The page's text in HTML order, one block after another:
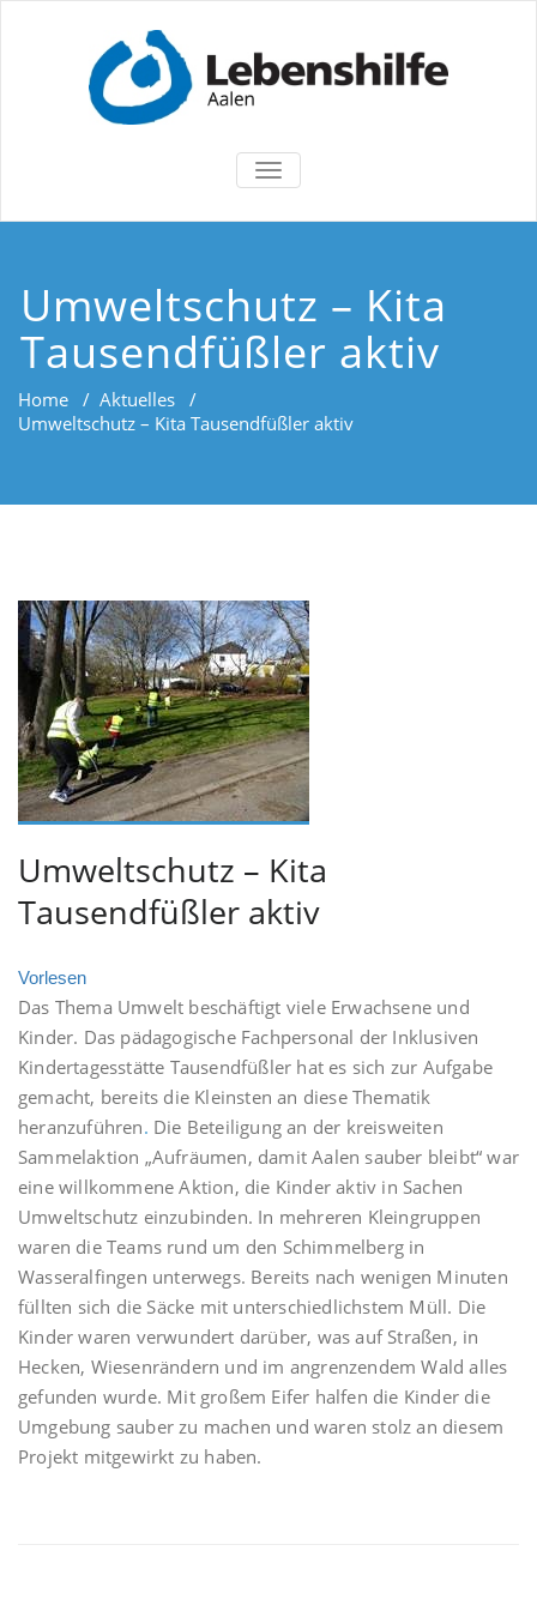
TOGGLE
Umweltschutz – Kita
Tausendfüßler aktiv
Home / Aktuelles /
Umweltschutz – Kita Tausendfüßler aktiv
Umweltschutz – Kita
Tausendfüßler aktiv
Vorlesen
Das Thema Umwelt beschäftigt viele Erwachsene und
Kinder. Das pädagogische Fachpersonal der Inklusiven
Kindertagesstätte Tausendfüßler hat es sich zur Aufgabe
gemacht, bereits die Kleinsten an diese Thematik
heranzuführen. Die Beteiligung an der kreisweiten
Sammelaktion „Aufräumen, damit Aalen sauber bleibt“ war
eine willkommene Aktion, die Kinder aktiv in Sachen
Umweltschutz einzubinden. In mehreren Kleingruppen
waren die Teams rund um den Schimmelberg in
Wasseralfingen unterwegs. Bereits nach wenigen Minuten
füllten sich die Säcke mit unterschiedlichstem Müll. Die
Kinder waren verwundert darüber, was auf Straßen, in
Hecken, Wiesenrändern und im angrenzendem Wald alles
gefunden wurde. Mit großem Eifer halfen die Kinder die
Umgebung sauber zu machen und waren stolz an diesem
Projekt mitgewirkt zu haben.